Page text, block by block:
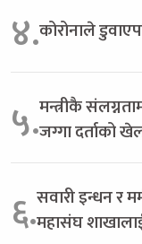
४.कोरोनाले
५.मन्त्रीकै
जग्गा दर्ताको
६.सवारी इन्धन र
महासंघ